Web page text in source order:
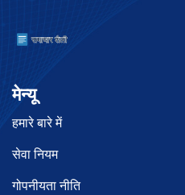
मेन्यू
हमारे बारे में
सेवा नियम
गोपनीयता नीति